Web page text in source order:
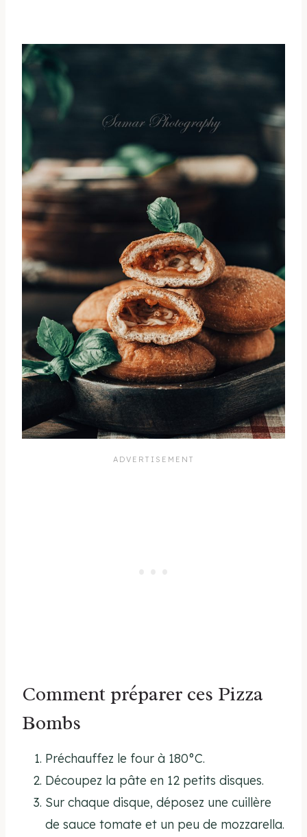
Comment préparer ces Pizza
Bombs
Préchauffez le four à 180°C.
Découpez la pâte en 12 petits disques.
Sur chaque disque, déposez une cuillère
de sauce tomate et un peu de mozzarella.